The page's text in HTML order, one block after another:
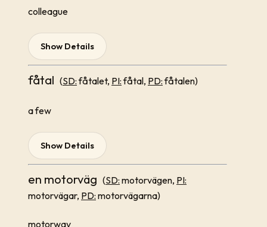
colleague
Show Details
fåtal (SD:fåtalet, PI:fåtal, PD:fåtalen)
a few
Show Details
en motorväg (SD: motorvägen, PI:
motorvägar, PD: motorvägarna)
motorway